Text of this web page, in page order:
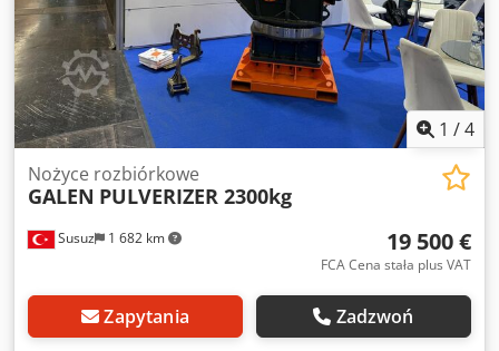
1 /4
Susuz 1 682 km
Nożyce rozbiórkowe
GALEN PULVERIZER 2300kg
19 500 €
FCA Cena stała plus VAT
Zapytania Zadzwoń